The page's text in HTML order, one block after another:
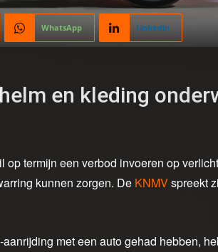
WhatsApp Linkedin
en kleding
op termijn een verbod invoeren op
kunnen zorgen. De KNMVspreekt
met een auto gehad hebben,